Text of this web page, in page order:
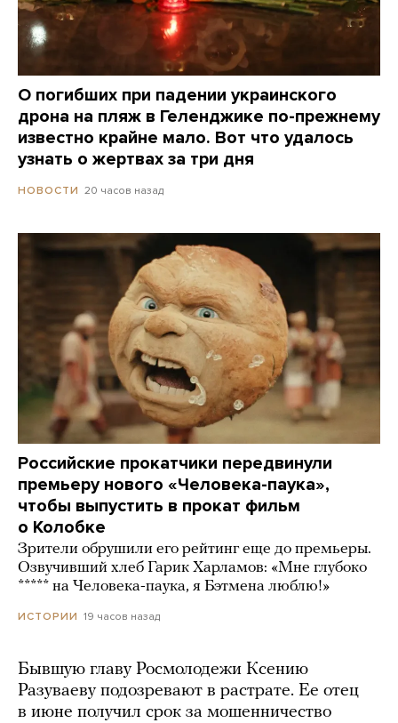
О погибших при падении украинского
дрона на пляж в Геленджике по-прежнему
известно крайне мало. Вот что удалось
узнать о жертвах за три дня
НОВОСТИ 20 часов назад
Российские прокатчики передвинули
премьеру нового «Человека-паука»,
чтобы выпустить в прокат фильм
о Колобке
Зрители обрушили его рейтинг еще до премьеры.
Озвучивший хлеб Гарик Харламов: «Мне глубоко
***** на Человека-паука, я Бэтмена люблю!»
ИСТОРИИ 19 часов назад
Бывшую главу Росмолодежи Ксению
Разуваеву подозревают в растрате. Ее отец
в июне получил срок за мошенничество